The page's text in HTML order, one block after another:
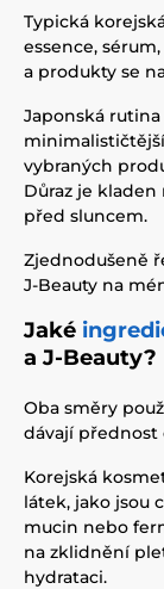
Typická
essence,
a produkty se
Japonská
vybraných
Důraz je
před sluncem.
Zjednodušeně
J-Beauty na
Jaké
a J-Beauty?
Oba směry
dávají
Korejská
látek, jako jsou
mucin nebo
na zklidnění
hydrataci.